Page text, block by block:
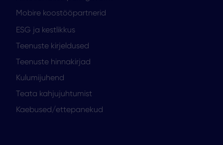
Mobire koostööpartnerid
ESG ja kestlikkus
Teenuste kirjeldused
Teenuste hinnakirjad
Kulumijuhend
Teata kahjujuhtumist
Kaebused/ettepanekud